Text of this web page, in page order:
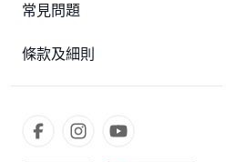
常見問題
條款及細則